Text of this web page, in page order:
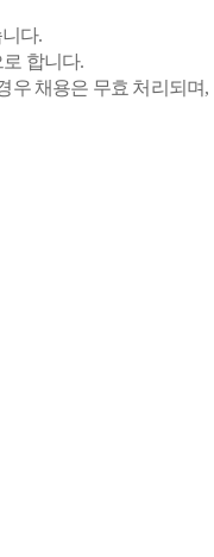
다.
합니다.
우 채용은 무효 처리되며,